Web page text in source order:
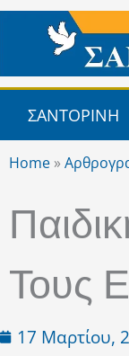
Μετάβαση
περιεχόμενο
ΣΑΝΤΟΡΙΝΗ
Home »
Τους
17 Μαρτίου,